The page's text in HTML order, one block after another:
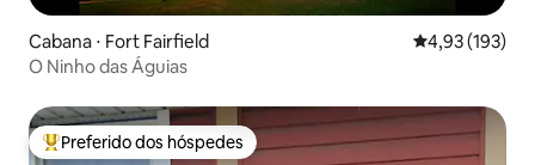
Cabana ⋅ Fort Fairfield 4,93 de uma
4,93 (193)
O Ninho das Águias
Entre os melhores preferidos dos hóspedes
Preferido dos hóspedes